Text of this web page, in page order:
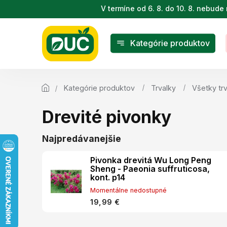
na
V termíne od 6. 8. do 10. 8.
Kategórie produktov
Kategórie produktov Trvalky Všetky
Drevité pivonky
Najpredávanejšie
Pivonka drevitá Wu Long Peng
Sheng - Paeonia suffruticosa,
kont. p14
Momentálne nedostupné
19,99 €